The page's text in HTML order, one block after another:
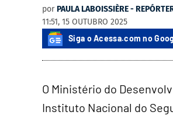
por PAULA LABOISSIÈRE -
11:51, 15 OUTUBRO 2025
Siga o Acessa.com no
O Ministério do
Instituto Nacional do